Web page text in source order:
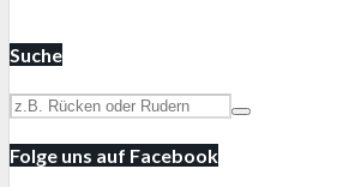
Suche
Folge uns auf Facebook